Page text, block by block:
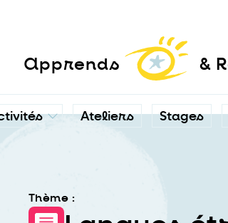
apprends &
Ateliers Stages
Thème :